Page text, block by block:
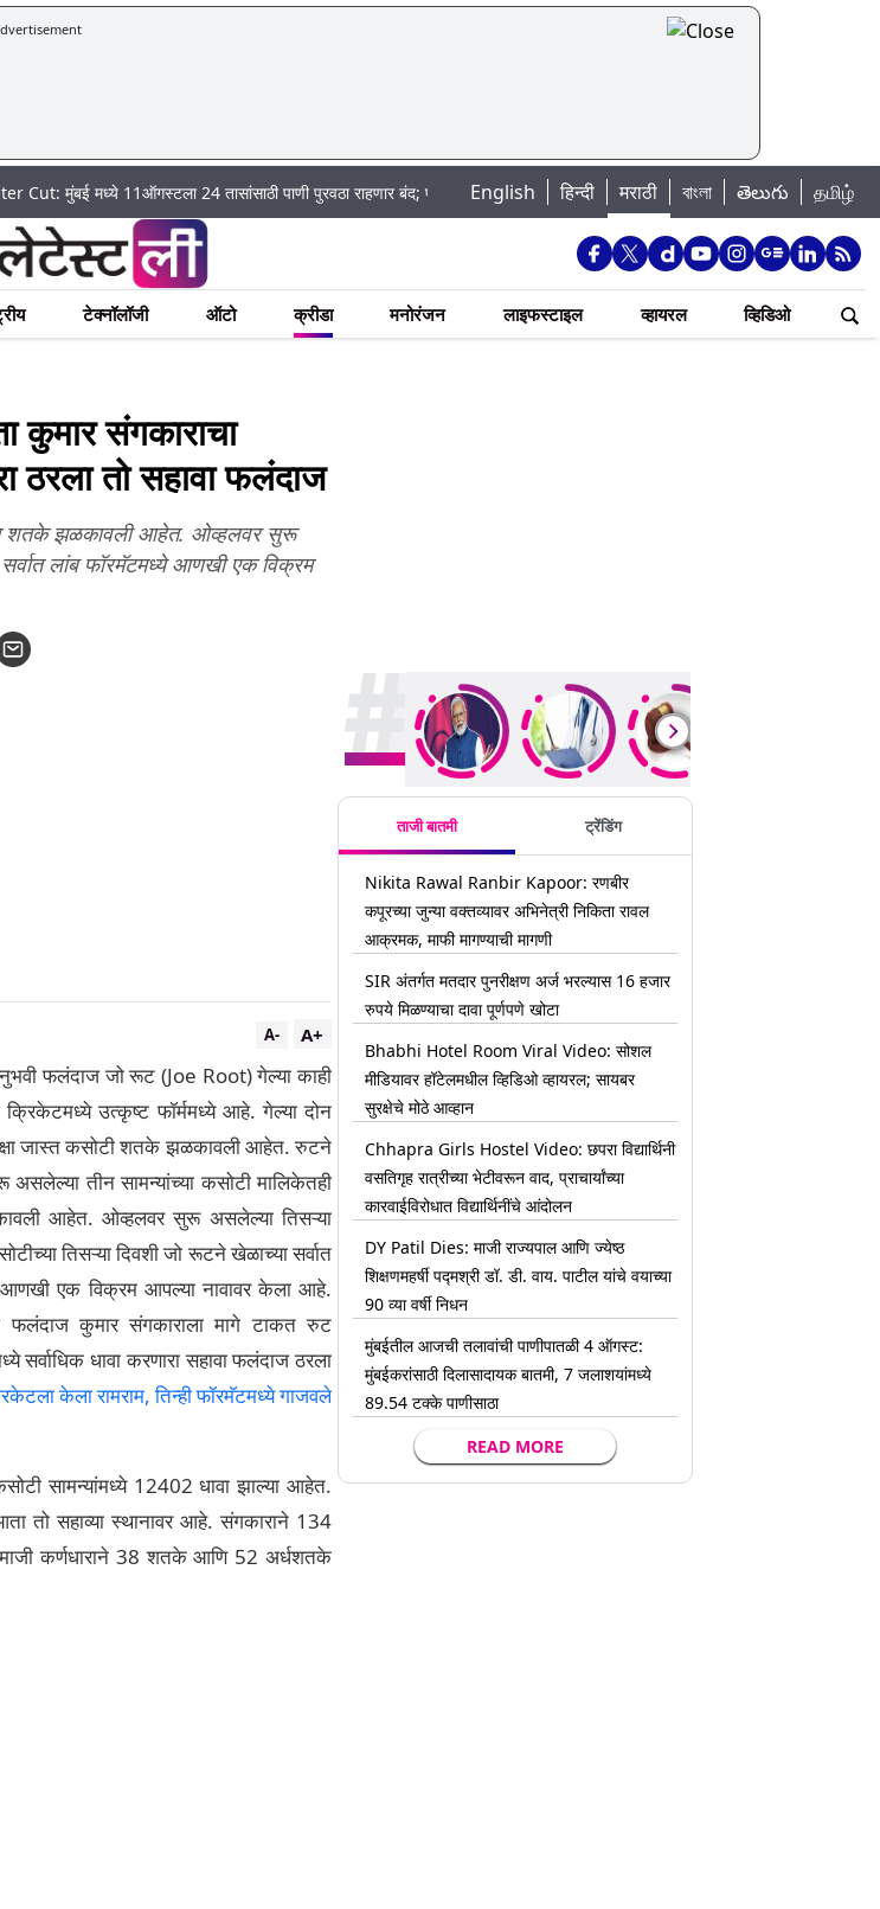
मध्ये 11ऑगस्टला 24 तासांसाठी पाणी पुरवठा राहणार बंद; पहा कुठे असेल पाणी बंद|Madhur Satta Matka: मधूर सट्टा मटका बद्दल काही
English हिन्दी मराठी বাংলা తెలుగు தமிழ்
टेक्नॉलॉजी ऑटो क्रीडा मनोरंजन लाइफस्टाइल व्हायरल व्हिडिओ
संगकाराचा
ठरला तो सहावा फलंदाज
शतके झळकावली आहेत. ओव्हलवर सुरू
लांब फॉरमॅटमध्ये आणखी एक विक्रम
A+
A-
फलंदाज जो रूट (Joe Root) गेल्या काही
क्रिकेटमध्ये उत्कृष्ट फॉर्ममध्ये आहे. गेल्या दोन
जास्त कसोटी शतके झळकावली आहेत. रुटने
असलेल्या तीन सामन्यांच्या कसोटी मालिकेतही
आहेत. ओव्हलवर सुरू असलेल्या तिसऱ्या
तिसऱ्या दिवशी जो रूटने खेळाच्या सर्वात
आणखी एक विक्रम आपल्या नावावर केला आहे.
फलंदाज कुमार संगकाराला मागे टाकत रुट
सर्वाधिक धावा करणारा सहावा फलंदाज ठरला
केला रामराम, तिन्ही फॉरमॅटमध्ये गाजवले
सामन्यांमध्ये 12402 धावा झाल्या आहेत.
तो सहाव्या स्थानावर आहे. संगकाराने 134
माजी कर्णधाराने 38 शतके आणि 52 अर्धशतके
ताजी बातमी ट्रेंडिंग
Nikita Rawal Ranbir Kapoor: रणबीर
कपूरच्या जुन्या वक्तव्यावर अभिनेत्री निकिता रावल
आक्रमक, माफी मागण्याची मागणी
SIR अंतर्गत मतदार पुनरीक्षण अर्ज भरल्यास 16 हजार
रुपये मिळण्याचा दावा पूर्णपणे खोटा
Bhabhi Hotel Room Viral Video: सोशल
मीडियावर हॉटेलमधील व्हिडिओ व्हायरल; सायबर
सुरक्षेचे मोठे आव्हान
Chhapra Girls Hostel Video: छपरा विद्यार्थिनी
वसतिगृह रात्रीच्या भेटीवरून वाद, प्राचार्यांच्या
कारवाईविरोधात विद्यार्थिनींचे आंदोलन
DY Patil Dies: माजी राज्यपाल आणि ज्येष्ठ
शिक्षणमहर्षी पद्मश्री डॉ. डी. वाय. पाटील यांचे वयाच्या
90 व्या वर्षी निधन
मुंबईतील आजची तलावांची पाणीपातळी 4 ऑगस्ट:
मुंबईकरांसाठी दिलासादायक बातमी, 7 जलाशयांमध्ये
89.54 टक्के पाणीसाठा
READ MORE